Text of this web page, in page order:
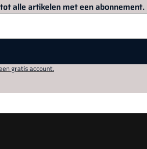
alle artikelen met een abonnement.
gratis account.